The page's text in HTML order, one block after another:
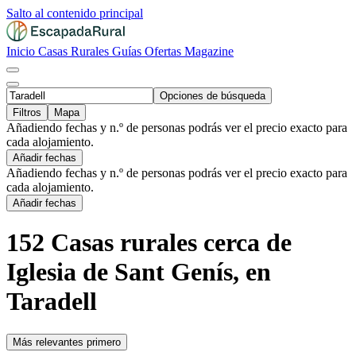
Salto al contenido principal
Inicio Casas Rurales Guías Ofertas Magazine
Opciones de búsqueda
Filtros
Mapa
Añadiendo fechas y n.º de personas podrás ver el precio exacto para
cada alojamiento.
Añadir fechas
Añadiendo fechas y n.º de personas podrás ver el precio exacto para
cada alojamiento.
Añadir fechas
152 Casas rurales cerca de
Iglesia de Sant Genís, en
Taradell
Más relevantes primero